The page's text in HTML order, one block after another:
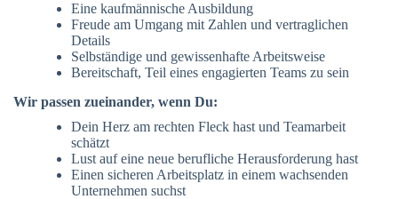
Eine kaufmännische Ausbildung
Freude am Umgang mit Zahlen und vertraglichen
Details
Selbständige und gewissenhafte Arbeitsweise
Bereitschaft, Teil eines engagierten Teams zu sein
Wir passen zueinander, wenn Du:
Dein Herz am rechten Fleck hast und Teamarbeit
schätzt
Lust auf eine neue berufliche Herausforderung hast
Einen sicheren Arbeitsplatz in einem wachsenden
Unternehmen suchst